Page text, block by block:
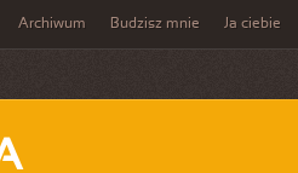
Archiwum Budzisz mnie Ja ciebie